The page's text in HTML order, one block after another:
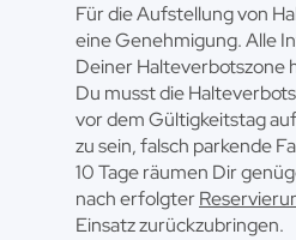
Für die Aufstellung von
eine Genehmigung. Alle
Deiner Halteverbotszone
Du musst die
vor dem Gültigkeitstag
zu sein, falsch parkende
10 Tage räumen Dir
nach erfolgter
Einsatz zurückzubringen.